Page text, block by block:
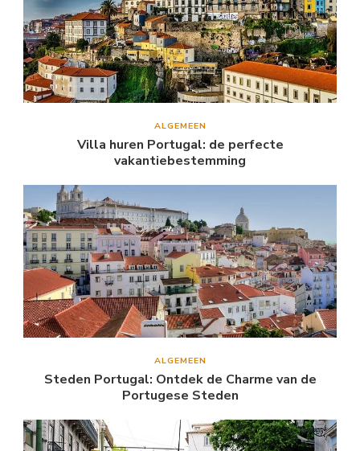
ALGEMEEN
Villa huren Portugal: de perfecte
vakantiebestemming
ALGEMEEN
Steden Portugal: Ontdek de Charme van de
Portugese Steden